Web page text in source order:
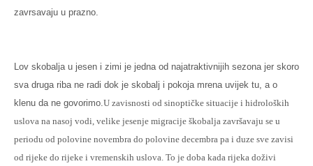
zavrsavaju u prazno.
Lov skobalja u jesen i zimi je jedna od najatraktivnijih sezona jer skoro
sva druga riba ne radi dok je skobalj i pokoja mrena uvijek tu, a o
klenu da ne govorimo.U zavisnosti od sinoptičke situacije i hidroloških
uslova na nasoj vodi, velike jesenje migracije škobalja završavaju se u
periodu od polovine novembra do polovine decembra pa i duze sve zavisi
od rijeke do rijeke i vremenskih uslova. To je doba kada rijeka doživi